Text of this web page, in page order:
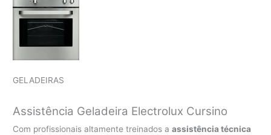
GELADEIRAS
Assistência Geladeira Electrolux Cursino
Com profissionais altamente treinados aassistência técnica